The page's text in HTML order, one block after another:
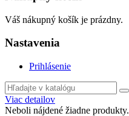
Váš nákupný košík je prázdny.
Nastavenia
Prihlásenie
Viac detailov
Neboli nájdené žiadne produkty.